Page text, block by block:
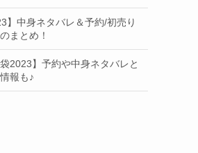
】中身ネタバレ＆予約/初売り
まとめ！
袋2023】予約や中身ネタバレと
報も♪